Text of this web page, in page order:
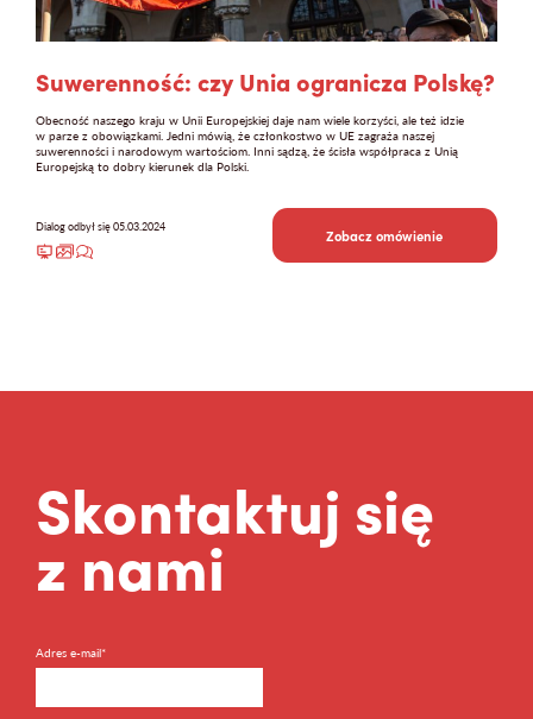
Suwerenność: czy Unia ogranicza Polskę?
Obecność naszego kraju w Unii Europejskiej daje nam wiele korzyści, ale też idzie
w parze z obowiązkami. Jedni mówią, że członkostwo w UE zagraża naszej
suwerenności i narodowym wartościom. Inni sądzą, że ścisła współpraca z Unią
Europejską to dobry kierunek dla Polski.
Dialog odbył się 05.03.2024 Zobacz omówienie
Skontaktuj się
z nami
Adres e-mail*